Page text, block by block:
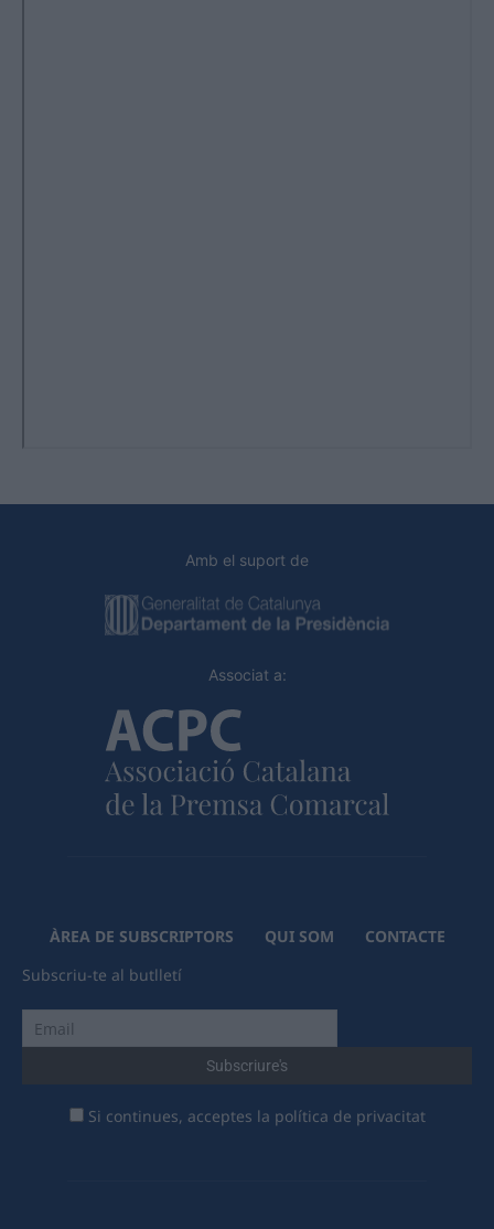
Amb el suport de
Associat a:
ÀREA DE SUBSCRIPTORS QUI SOM
CONTACTE
Subscriu-te al butlletí
Si continues, acceptes la política de privacitat